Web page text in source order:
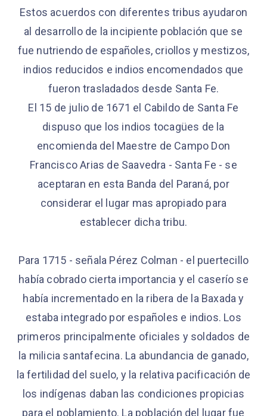
Estos acuerdos con diferentes tribus ayudaron
al desarrollo de la incipiente población que se
fue nutriendo de españoles, criollos y mestizos,
indios reducidos e indios encomendados que
fueron trasladados desde Santa Fe.
El 15 de julio de 1671 el Cabildo de Santa Fe
dispuso que los indios tocagües de la
encomienda del Maestre de Campo Don
Francisco Arias de Saavedra - Santa Fe - se
aceptaran en esta Banda del Paraná, por
considerar el lugar mas apropiado para
establecer dicha tribu.
Para 1715 - señala Pérez Colman - el puertecillo
había cobrado cierta importancia y el caserío se
había incrementado en la ribera de la Baxada y
estaba integrado por españoles e indios. Los
primeros principalmente oficiales y soldados de
la milicia santafecina. La abundancia de ganado,
la fertilidad del suelo, y la relativa pacificación de
los indígenas daban las condiciones propicias
para el poblamiento. La población del lugar fue